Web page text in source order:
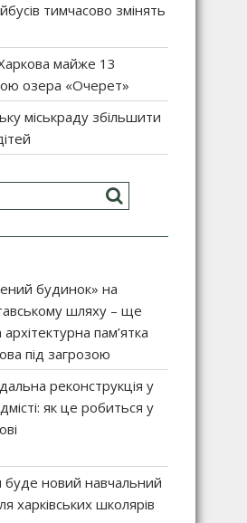
тимчасово змінять
майже 13
озера «Очерет»
міськраду збільшити
будинок» на
шляху – ще
пам’ятка
під загрозою
реконструкція у
як це робиться у
буде новий навчальний
харківських школярів